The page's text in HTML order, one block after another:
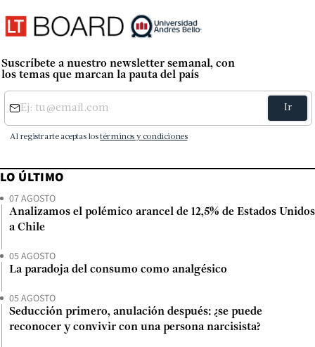
Suscríbete a nuestro newsletter semanal, con
los temas que marcan la pauta del país
LO ÚLTIMO
07 AGOSTO
Analizamos el polémico arancel de 12,5% de Estados Unidos
a Chile
05 AGOSTO
La paradoja del consumo como analgésico
05 AGOSTO
Seducción primero, anulación después: ¿se puede
reconocer y convivir con una persona narcisista?